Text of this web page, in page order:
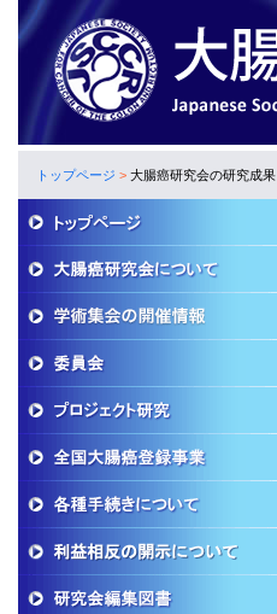
トップページ > 大腸癌研究会の研究成果